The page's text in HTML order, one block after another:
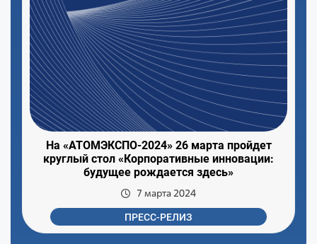
На «АТОМЭКСПО-2024» 26 марта пройдет
круглый стол «Корпоративные инновации:
будущее рождается здесь»
7 марта 2024
ПРЕСС-РЕЛИЗ